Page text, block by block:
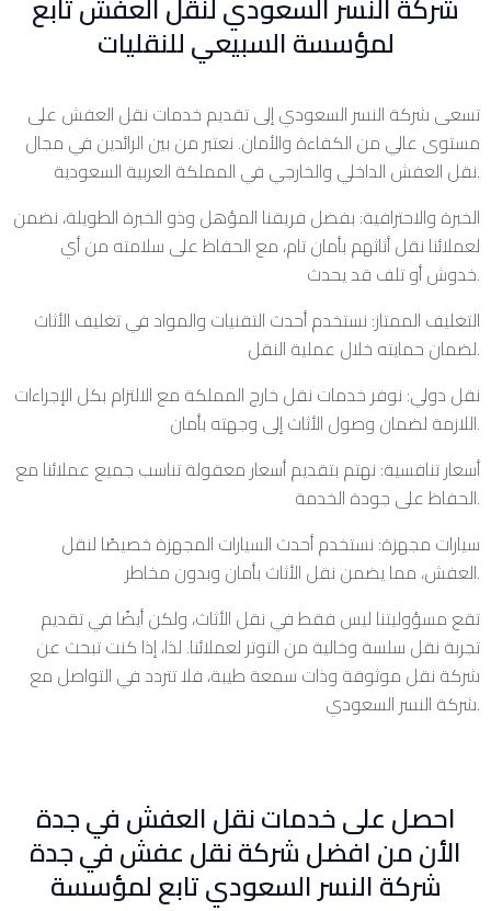
لمؤسسة السبيعي للنقليات
تسعى شركة النسر السعودي إلى تقديم خدمات نقل العفش على
مستوى عالي من الكفاءة والأمان. نعتبر من بين الرائدين في مجال
نقل العفش الداخلي والخارجي في المملكة العربية السعودية.
الخبرة والاحترافية: بفضل فريقنا المؤهل وذو الخبرة الطويلة، نضمن
لعملائنا نقل أثاثهم بأمان تام، مع الحفاظ على سلامته من أي
خدوش أو تلف قد يحدث.
التغليف الممتاز: نستخدم أحدث التقنيات والمواد في تغليف الأثاث
لضمان حمايته خلال عملية النقل.
نقل دولي: نوفر خدمات نقل خارج المملكة مع الالتزام بكل الإجراءات
اللازمة لضمان وصول الأثاث إلى وجهته بأمان.
أسعار تنافسية: نهتم بتقديم أسعار معقولة تناسب جميع عملائنا مع
الحفاظ على جودة الخدمة.
سيارات مجهزة: نستخدم أحدث السيارات المجهزة خصيصًا لنقل
العفش، مما يضمن نقل الأثاث بأمان وبدون مخاطر.
تقع مسؤوليتنا ليس فقط في نقل الأثاث، ولكن أيضًا في تقديم
تجربة نقل سلسة وخالية من التوتر لعملائنا. لذا، إذا كنت تبحث عن
شركة نقل موثوقة وذات سمعة طيبة، فلا تتردد في التواصل مع
شركة النسر السعودي.
احصل على خدمات نقل العفش في جدة
الأن من افضل شركة نقل عفش في جدة
شركة النسر السعودي تابع لمؤسسة